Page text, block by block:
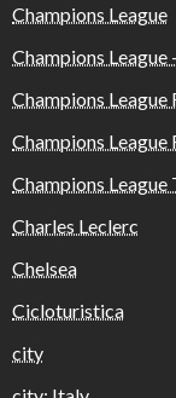
Champions League
Champions League
Champions
Champions
Champions
Charles Leclerc
Chelsea
Cicloturistica
city